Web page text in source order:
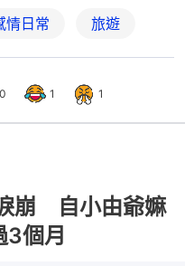
情日常 旅遊
0 1 1
崩 自小由爺嫲
個月